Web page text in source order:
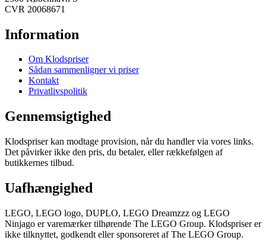
CVR 20068671
Information
Om Klodspriser
Sådan sammenligner vi priser
Kontakt
Privatlivspolitik
Gennemsigtighed
Klodspriser kan modtage provision, når du handler via vores links.
Det påvirker ikke den pris, du betaler, eller rækkefølgen af
butikkernes tilbud.
Uafhængighed
LEGO, LEGO logo, DUPLO, LEGO Dreamzzz og LEGO
Ninjago er varemærker tilhørende The LEGO Group. Klodspriser er
ikke tilknyttet, godkendt eller sponsoreret af The LEGO Group.